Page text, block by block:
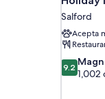
Salford
Acepta
9.2
de
9.2
1,002